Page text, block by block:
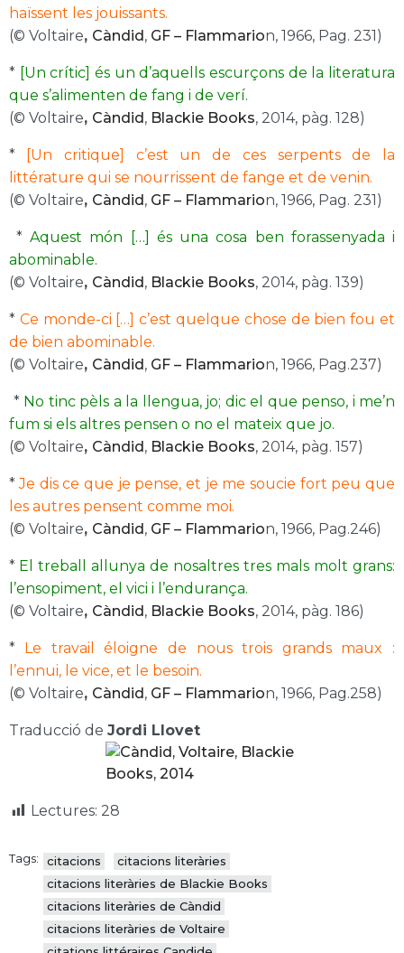
haïssent les jouissants.
(© Voltaire, Càndid, GF – Flammarion, 1966, Pag. 231)
* [Un crític] és un d’aquells escurçons de la literatura
que s’alimenten de fang i de verí.
(© Voltaire, Càndid, Blackie Books, 2014, pàg. 128)
*
[Un critique] c’est un de ces serpents de la
littérature qui se nourrissent de fange et de venin.
(© Voltaire, Càndid, GF – Flammarion, 1966, Pag. 231)
* Aquest món […] és una cosa ben forassenyada i
abominable.
(© Voltaire, Càndid, Blackie Books, 2014, pàg. 139)
* Ce monde-ci […] c’est quelque chose de bien fou et
de bien abominable.
(© Voltaire, Càndid, GF – Flammarion, 1966, Pag.237)
* No tinc pèls a la llengua, jo; dic el que penso, i me’n
fum si els altres pensen o no el mateix que jo.
(© Voltaire, Càndid, Blackie Books, 2014, pàg. 157)
*Je dis ce que je pense, et je me soucie fort peu que
les autres pensent comme moi.
(© Voltaire, Càndid, GF – Flammarion, 1966, Pag.246)
* El treball allunya de nosaltres tres mals molt grans:
l’ensopiment, el vici i l’endurança.
(© Voltaire, Càndid, Blackie Books, 2014, pàg. 186)
* Le travail éloigne de nous trois grands maux :
l’ennui, le vice, et le besoin.
(© Voltaire, Càndid, GF – Flammarion, 1966, Pag.258)
Traducció de Jordi Llovet
Lectures: 28
Tags: citacions
citacions literàries
citacions literàries de Blackie Books
citacions literàries de Càndid
citacions literàries de Voltaire